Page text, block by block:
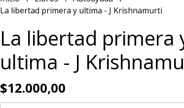
La libertad primera y ultima - J Krishnamurti
La libertad primera
ultima - J
$12.000,00